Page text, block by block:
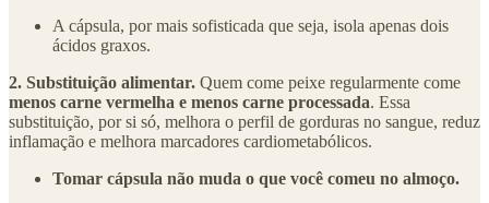
A cápsula, por mais sofisticada que seja, isola apenas dois
ácidos graxos.
2. Substituição alimentar. Quem come peixe regularmente come
menos carne vermelha e menos carne processada. Essa
substituição, por si só, melhora o perfil de gorduras no sangue, reduz
inflamação e melhora marcadores cardiometabólicos.
Tomar cápsula não muda o que você comeu no almoço.